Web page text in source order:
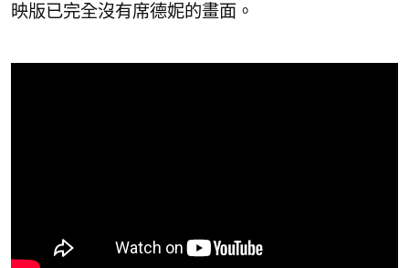
映版已完全沒有席德妮的畫面。